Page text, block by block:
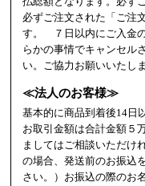
必ずご注文された「ご注
す。 ７日以内にご入金
らかの事情でキャンセル
い。ご協力お願いいたしま
≪法人のお客様≫
基本的に商品到着後14日
お取引金額は合計金額５
ましてはご相談いただけ
の場合、発送前のお振込
さい。）お振込の際のお